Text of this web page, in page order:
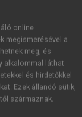
kell
aktuális
időben
a
online
megismerésével a
meg, és
alkalommal láthat
és hirdetőkkel
Ezek állandó sütik,
származnak.